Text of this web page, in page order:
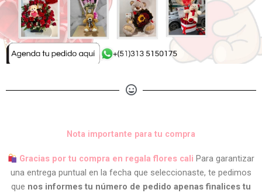
Nota importante para tu compra
Gracias por tu compra en regala flores caliPara garantizar
una entrega puntual en la fecha que seleccionaste, te pedimos
que nos informes tu número de pedido apenas finalices tu